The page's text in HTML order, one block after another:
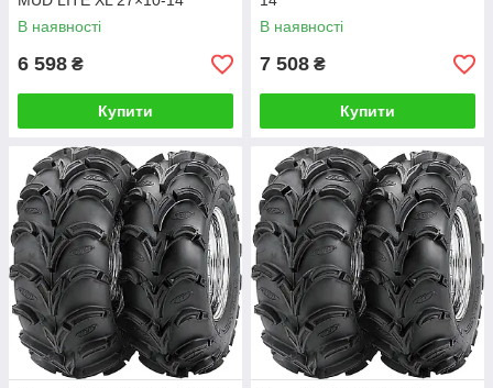
В наявності
6 598 ₴
Купити
В наявності
7 508 ₴
Купити